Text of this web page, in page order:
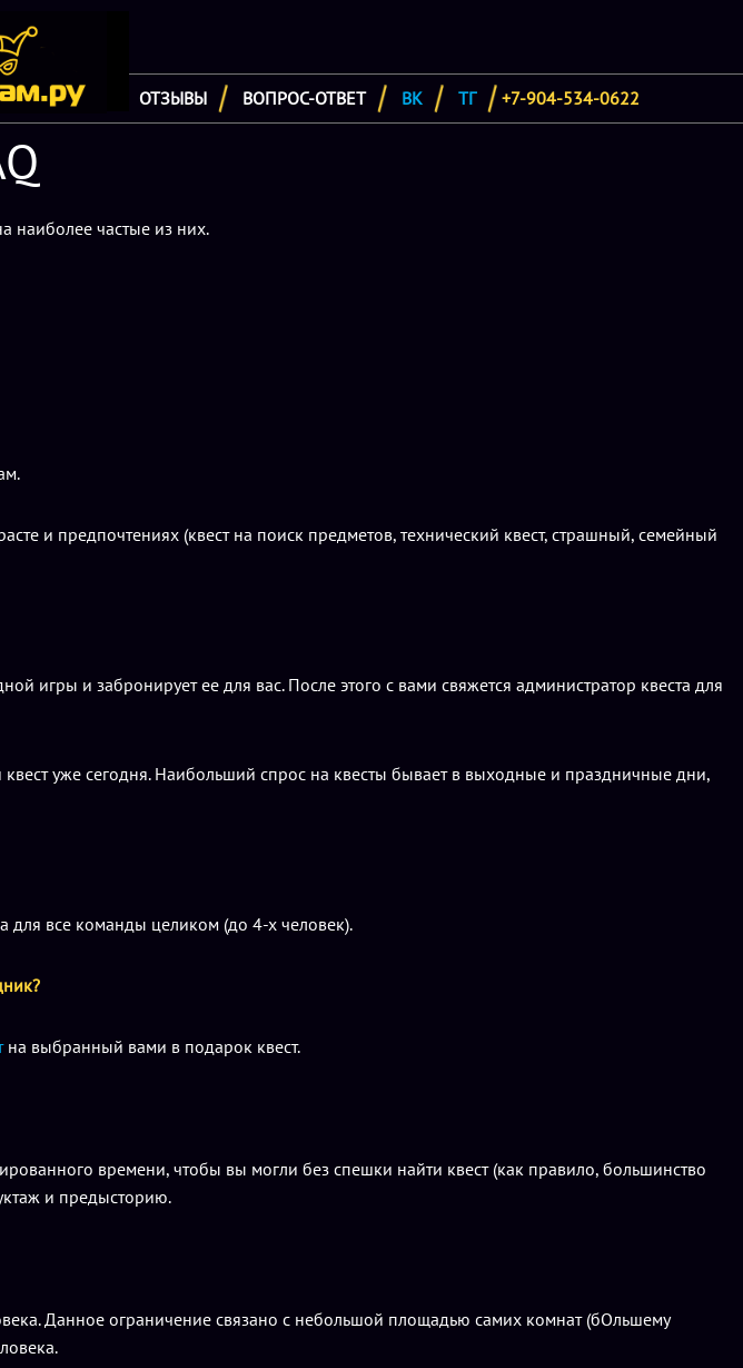
ОТЗЫВЫ ВОПРОС-ОТВЕТ ВК ТГ +7-904-534-0622
наиболее частые из них.
и предпочтениях (квест на поиск предметов, технический квест, страшный, семейный
игры и забронирует ее для вас. После этого с вами свяжется администратор квеста для
уже сегодня. Наибольший спрос на квесты бывает в выходные и праздничные дни,
для все команды целиком (до 4-х человек).
на выбранный вами в подарок квест.
времени, чтобы вы могли без спешки найти квест (как правило, большинство
и предысторию.
Данное ограничение связано с небольшой площадью самих комнат (бОльшему